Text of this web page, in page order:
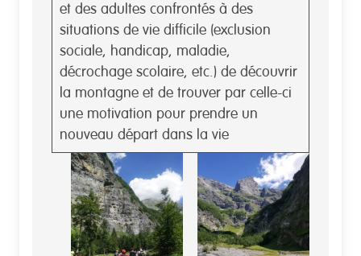
et des adultes confrontés à des
situations de vie difficile (exclusion
sociale, handicap, maladie,
décrochage scolaire, etc.) de découvrir
la montagne et de trouver par celle-ci
une motivation pour prendre un
nouveau départ dans la vie